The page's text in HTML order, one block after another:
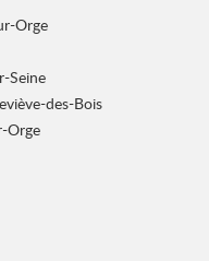
Orge
Seine
des-Bois
Orge